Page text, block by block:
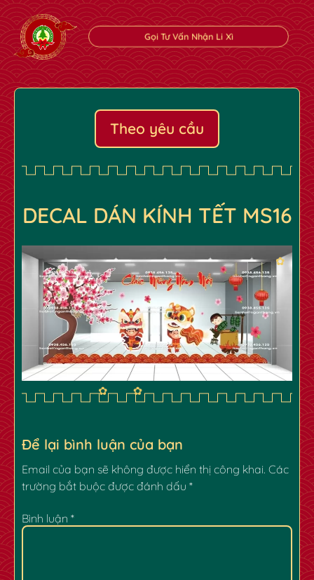
Gọi Tư Vấn Nhận Li Xì
Theo yêu cầu
DECAL DÁN KÍNH TẾT MS16
Để lại bình luận của bạn
Email của bạn sẽ không được hiển thị công khai. Các
trường bắt buộc được đánh dấu *
Bình luận *
✿